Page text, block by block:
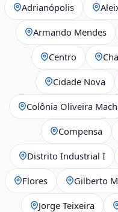
Adrianópolis
Armando Mendes
Centro
Cidade Nova
Colônia Oliveira
Compensa
Distrito Industrial I
Flores Gilberto
Jorge Teixeira